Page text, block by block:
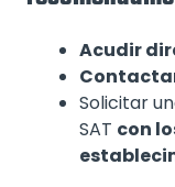
Acudir
Solicitar
SAT con